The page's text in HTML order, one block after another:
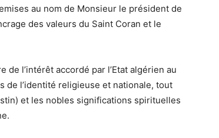
au nom de Monsieur le président de
des valeurs du Saint Coran et le
de l’intérêt accordé par l’Etat algérien au
de l’identité religieuse et nationale, tout
et les nobles significations spirituelles